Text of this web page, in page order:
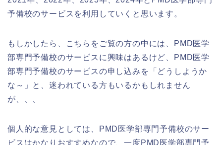
予備校のサービスを利用していくと思います。
もしかしたら、こちらをご覧の方の中には、PMD医学
部専門予備校のサービスに興味はあるけど、PMD医学
部専門予備校のサービスの申し込みを「どうしようか
な～」と、迷われている方もいるかもしれません
が、、、
個人的な意見としては、PMD医学部専門予備校のサー
ビスはかなりおすすめなので、一度PMD医学部専門予